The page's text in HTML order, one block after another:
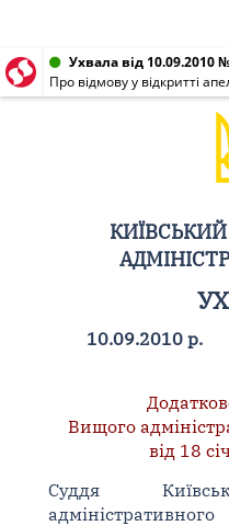
Ухвала від 10.09.2010
Про відмову у відкритті
10.09.2010 р.
Вищого
від 18
Суддя